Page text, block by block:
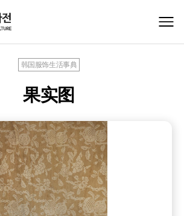
韩国服饰生活事典
果实图